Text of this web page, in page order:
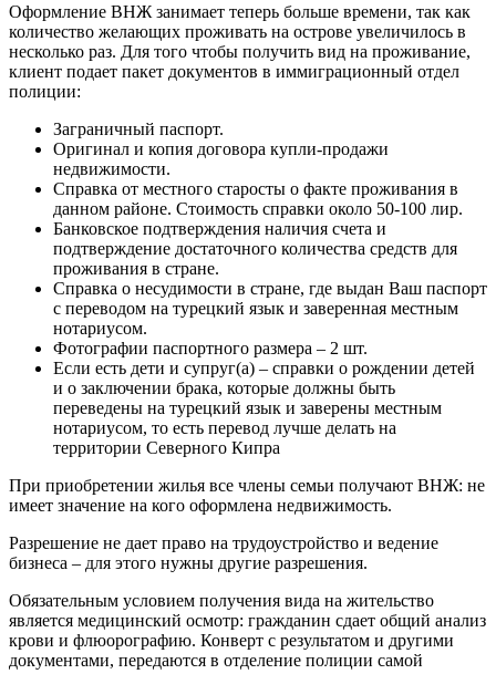
Оформление ВНЖ занимает теперь больше времени, так как
количество желающих проживать на острове увеличилось в
несколько раз. Для того чтобы получить вид на проживание,
клиент подает пакет документов в иммиграционный отдел
полиции:
Заграничный паспорт.
Оригинал и копия договора купли-продажи
недвижимости.
Справка от местного старосты о факте проживания в
данном районе. Стоимость справки около 50-100 лир.
Банковское подтверждения наличия счета и
подтверждение достаточного количества средств для
проживания в стране.
Справка о несудимости в стране, где выдан Ваш паспорт
с переводом на турецкий язык и заверенная местным
нотариусом.
Фотографии паспортного размера – 2 шт.
Если есть дети и супруг(а) – справки о рождении детей
и о заключении брака, которые должны быть
переведены на турецкий язык и заверены местным
нотариусом, то есть перевод лучше делать на
территории Северного Кипра
При приобретении жилья все члены семьи получают ВНЖ: не
имеет значение на кого оформлена недвижимость.
Разрешение не дает право на трудоустройство и ведение
бизнеса – для этого нужны другие разрешения.
Обязательным условием получения вида на жительство
является медицинский осмотр: гражданин сдает общий анализ
крови и флюорографию. Конверт с результатом и другими
документами, передаются в отделение полиции самой